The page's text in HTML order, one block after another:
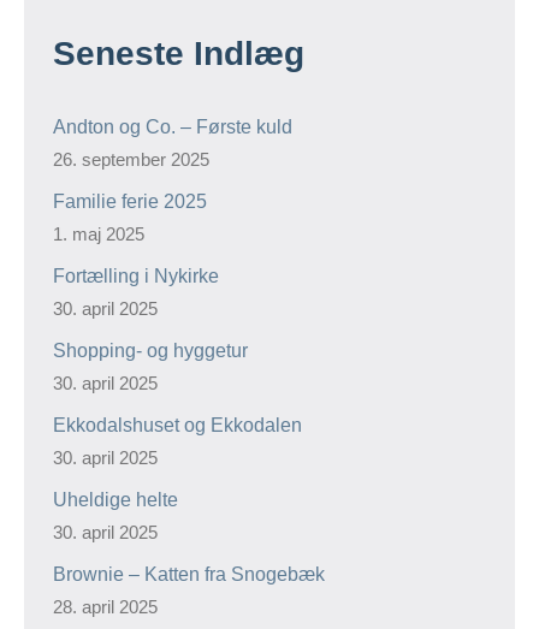
Seneste Indlæg
Andton og Co. – Første kuld
26. september 2025
Familie ferie 2025
1. maj 2025
Fortælling i Nykirke
30. april 2025
Shopping- og hyggetur
30. april 2025
Ekkodalshuset og Ekkodalen
30. april 2025
Uheldige helte
30. april 2025
Brownie – Katten fra Snogebæk
28. april 2025